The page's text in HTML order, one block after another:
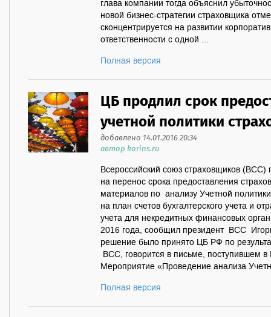
глава компании тогда объяснил
новой бизнес-стратегии страховщика
сконцентрируется на развитии
ответственности с одной ...
Полная версия
ЦБ продлил срок
учетной политики
добавлено 14.01.2016 20:34
автор korins.ru
Всероссийский союз страховщиков (ВСС)
на перенос срока предоставления
материалов по анализу Учетной
на план счетов бухгалтерского учета и
учета для некредитных финансовых
2016 года, сообщил президент ВСС
решение было принято ЦБ РФ по
ВСС, говорится в письме, поступившем
Мероприятие «Проведение анализа
Полная версия